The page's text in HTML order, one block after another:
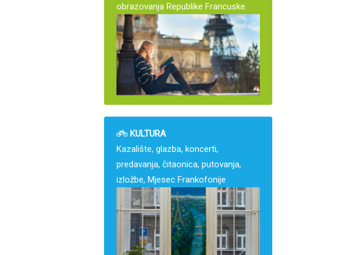
obrazovanja Republike Francuske.
KULTURA
Kazalište, glazba, koncerti,
predavanja, čitaonica, putovanja,
izložbe, Mjesec Frankofonije